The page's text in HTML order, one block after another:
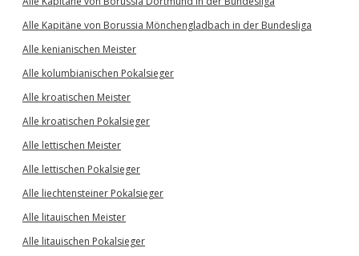
Alle Kapitäne von Borussia Mönchengladbach in der Bundesliga
Alle kenianischen Meister
Alle kolumbianischen Pokalsieger
Alle kroatischen Meister
Alle kroatischen Pokalsieger
Alle lettischen Meister
Alle lettischen Pokalsieger
Alle liechtensteiner Pokalsieger
Alle litauischen Meister
Alle litauischen Pokalsieger